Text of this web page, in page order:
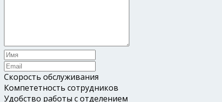
Скорость обслуживания
Компететность сотрудников
Удобство работы с отделением